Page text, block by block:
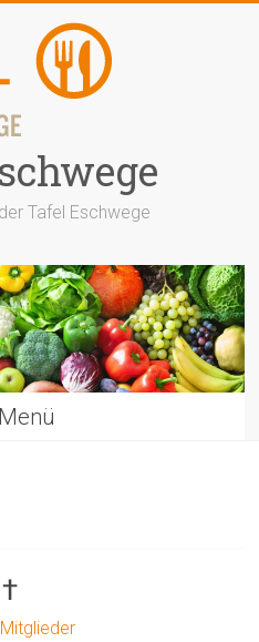
Tafel Eschwege
Menü